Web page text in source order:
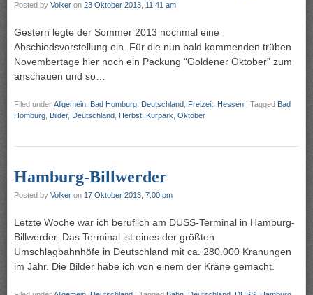
Posted by Volker on 23 Oktober 2013, 11:41 am
Gestern legte der Sommer 2013 nochmal eine
Abschiedsvorstellung ein. Für die nun bald kommenden trüben
Novembertage hier noch ein Packung “Goldener Oktober” zum
anschauen und so…
Filed under Allgemein Bad Homburg Deutschland Freizeit Hessen Tagged Bad
Homburg
Bilder, Deutschland Herbst Kurpark Oktober
Hamburg-Billwerder
Posted by Volker on 17 Oktober 2013, 7:00 pm
Letzte Woche war ich beruflich am DUSS-Terminal in Hamburg-
Billwerder. Das Terminal ist eines der größten
Umschlagbahnhöfe in Deutschland mit ca. 280.000 Kranungen
im Jahr. Die Bilder habe ich von einem der Kräne gemacht.